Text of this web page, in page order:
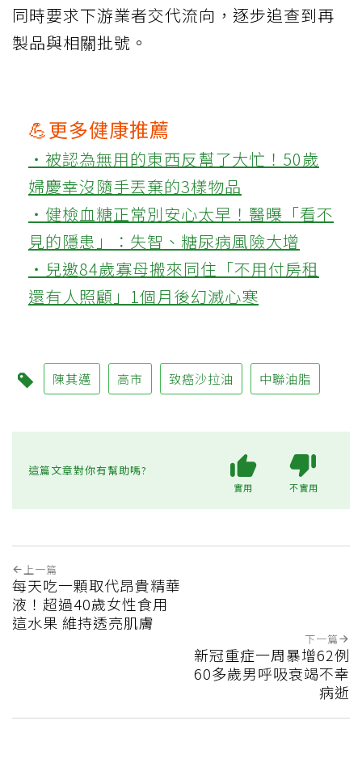
同時要求下游業者交代流向，逐步追查到再
製品與相關批號。
💪更多健康推薦
‧被認為無用的東西反幫了大忙！50歲
婦慶幸沒隨手丟棄的3樣物品
‧健檢血糖正常別安心太早！醫曝「看不
見的隱患」：失智、糖尿病風險大增
‧兒邀84歲寡母搬來同住「不用付房租
還有人照顧」1個月後幻滅心寒
陳其邁 高市 致癌沙拉油 中聯油脂
這篇文章對你有幫助嗎?
實用 不實用
上一篇
每天吃一顆取代昂貴精華
液！超過40歲女性食用
這水果 維持透亮肌膚
下一篇
新冠重症一周暴增62例
60多歲男呼吸衰竭不幸
病逝